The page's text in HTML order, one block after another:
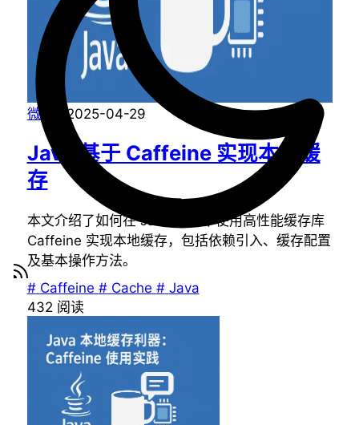
微码 2025-04-29
Java 基于 Caffeine 实现本地缓
存
本文介绍了如何在 Java 项目中使用高性能缓存库
Caffeine 实现本地缓存，包括依赖引入、缓存配置
及基本操作方法。
# Caffeine # Cache # Java
432 阅读